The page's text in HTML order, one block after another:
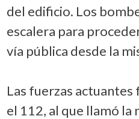
del edificio. Los
escalera para
vía pública desde la
Las fuerzas
el 112, al que llamó